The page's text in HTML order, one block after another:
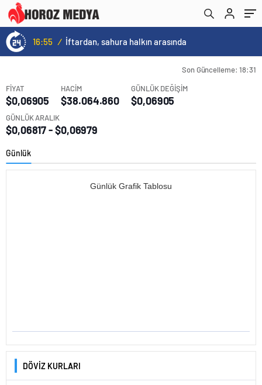
16:55 / İftardan, sahura halkın arasında
Son Güncelleme: 18:31
FİYAT
$0,06905
HACİM
$38.064.860
GÜNLÜK DEĞİŞİM
$0,06905
GÜNLÜK ARALIK
$0,06817 - $0,06979
Günlük
Günlük Grafik Tablosu
DÖVİZ KURLARI